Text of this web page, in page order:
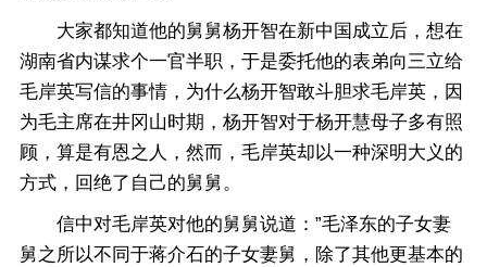
大家都知道他的舅舅杨开智在新中国成立后，想在
湖南省内谋求个一官半职，于是委托他的表弟向三立给
毛岸英写信的事情，为什么杨开智敢斗胆求毛岸英，因
为毛主席在井冈山时期，杨开智对于杨开慧母子多有照
顾，算是有恩之人，然而，毛岸英却以一种深明大义的
方式，回绝了自己的舅舅。
信中对毛岸英对他的舅舅说道：”毛泽东的子女妻
舅之所以不同于蒋介石的子女妻舅，除了其他更基本的